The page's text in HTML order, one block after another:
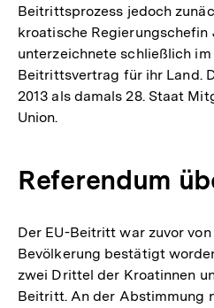
Link:
Beitrittsprozess jedoch
kroatische Regierungschefin
unterzeichnete schließlich im
Beitrittsvertrag für ihr Land.
2013 als damals 28. Staat
Union.
Referendum
Der EU-Beitritt war zuvor
Bevölkerung bestätigt
zwei Drittel der Kroatinnen
Beitritt. An der Abstimmung